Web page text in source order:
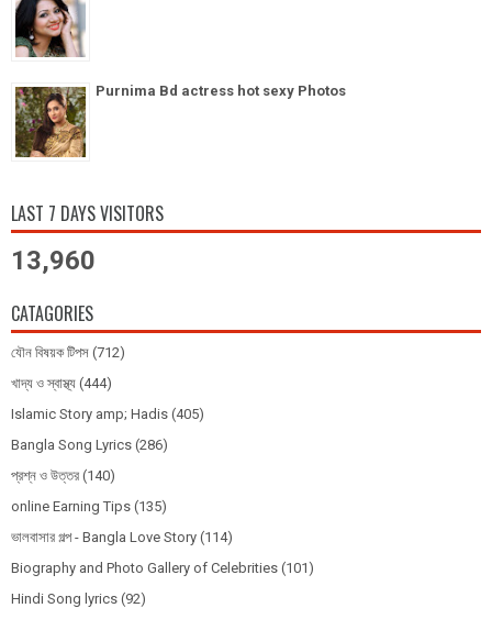
Purnima Bd actress hot sexy Photos
LAST 7 DAYS VISITORS
13,960
CATAGORIES
যৌন বিষয়ক টিপস (712)
খাদ্য ও স্বাস্থ্য (444)
Islamic Story amp; Hadis (405)
Bangla Song Lyrics (286)
প্রশ্ন ও উত্তর (140)
online Earning Tips (135)
ভালবাসার গল্প - Bangla Love Story (114)
Biography and Photo Gallery of Celebrities (101)
Hindi Song lyrics (92)